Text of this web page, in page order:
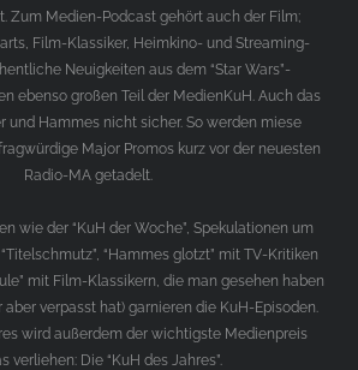
Zum Medien-Podcast gehört auch der Film;
Film-Klassiker, Heimkino- und Streaming-
Neuigkeiten aus dem “Star Wars”-
ebenso großen Teil der MedienKuH. Auch das
und Hammes nicht sicher. So werden miese
Major Promos kurz vor der neuesten
Radio-MA getadelt.
wie der “KuH der Woche”, Spekulationen um
“Hammes glotzt” mit TV-Kritiken
mit Film-Klassikern, die man gesehen haben
aber verpasst hat) garnieren die KuH-Episoden.
wird außerdem der wichtigste Medienpreis
verliehen: Die “KuH des Jahres”.